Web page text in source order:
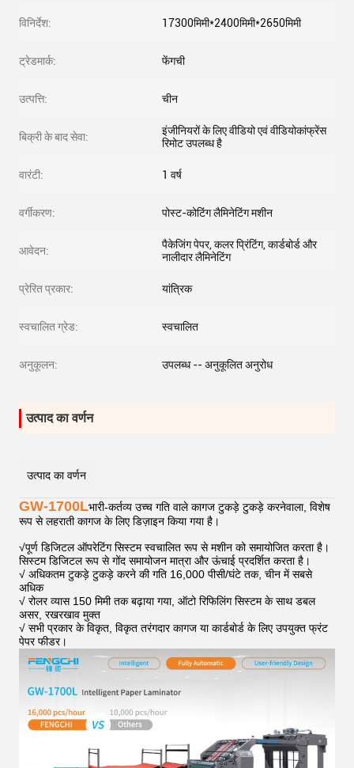
विनिर्देश: 17300मिमी*2400मिमी*2650मिमी
ट्रेडमार्क: फेंगची
उत्पत्ति: चीन
बिक्री के बाद सेवा:
इंजीनियरों के लिए वीडियो एवं वीडियोकांफ्रेंस
रिमोट उपलब्ध है
वारंटी: 1 वर्ष
वर्गीकरण: पोस्ट-कोटिंग लैमिनेटिंग मशीन
आवेदन:
पैकेजिंग पेपर, कलर प्रिंटिंग, कार्डबोर्ड और
नालीदार लैमिनेटिंग
प्रेरित प्रकार: यांत्रिक
स्वचालित ग्रेड: स्वचालित
अनुकूलन: उपलब्ध -- अनुकूलित अनुरोध
उत्पाद का वर्णन
उत्पाद का वर्णन
GW-1700Lभारी-कर्तव्य उच्च गति वाले कागज टुकड़े टुकड़े करनेवाला, विशेष
रूप से लहराती कागज के लिए डिज़ाइन किया गया है।
√पूर्ण डिजिटल ऑपरेटिंग सिस्टम स्वचालित रूप से मशीन को समायोजित करता है।
सिस्टम डिजिटल रूप से गोंद समायोजन मात्रा और ऊंचाई प्रदर्शित करता है।
√ अधिकतम टुकड़े टुकड़े करने की गति 16,000 पीसी/घंटे तक, चीन में सबसे
अधिक
√ रोलर व्यास 150 मिमी तक बढ़ाया गया, ऑटो रिफिलिंग सिस्टम के साथ डबल
असर, रखरखाव मुक्त
√ सभी प्रकार के विकृत, विकृत तरंगदार कागज या कार्डबोर्ड के लिए उपयुक्त फ्रंट
पेपर फीडर।